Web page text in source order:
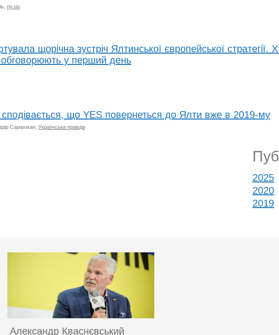
nv.ua
щорічна зустріч Ялтинської європейської стратегії.
обговорюють у перший день
що YES повернеться до Ялти вже в 2019-му
Сарахман, Українська правда
2025
2020
2019
Александр Кваснєвський